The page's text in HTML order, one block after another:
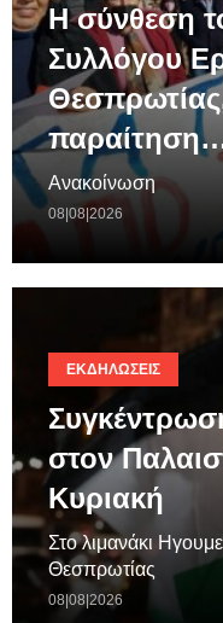
Η σύνθεση
Συλλόγου
Ανακοίνωση
08|08|2026
ΕΚΔΗΛΏΣΕΙΣ
στον
Κυριακή
Στο λιμανάκι
Θεσπρωτίας
08|08|2026